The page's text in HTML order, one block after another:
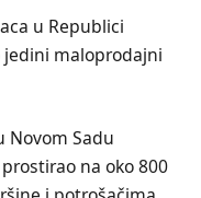
u Republici
jedini maloprodajni
Novom Sadu
na oko 800